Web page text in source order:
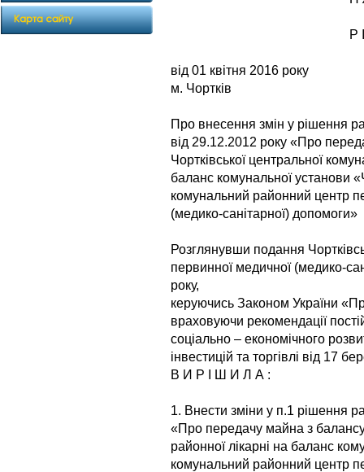
Р
від 01
м. Чортків
Про внесення змін у рішення
від 29.12.2012 року «Про
Чортківської центральної
баланс комунальної установи
комунальний районний центр
(медико-санітарної) допомоги»
Розглянувши подання
первинної медичної (медико-
року,
керуючись Законом України
враховуючи рекомендації
соціально – економічного
інвестицій та торгівлі від 17
В И Р І Ш И Л А :
1. Внести зміни у п.1 рішення
«Про передачу майна з балансу
районної лікарні на баланс
комунальний районний центр